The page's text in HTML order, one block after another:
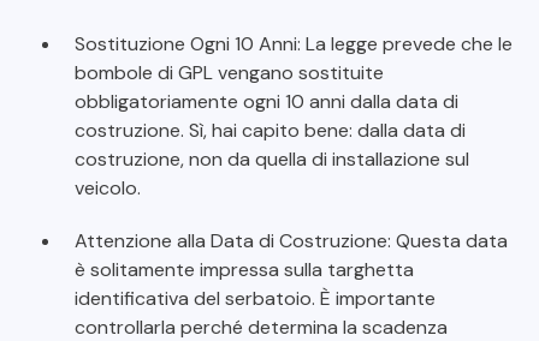
Sostituzione Ogni 10 Anni: La legge prevede che le
bombole di GPL vengano sostituite
obbligatoriamente ogni 10 anni dalla data di
costruzione. Sì, hai capito bene: dalla data di
costruzione, non da quella di installazione sul
veicolo.
Attenzione alla Data di Costruzione: Questa data
è solitamente impressa sulla targhetta
identificativa del serbatoio. È importante
controllarla perché determina la scadenza